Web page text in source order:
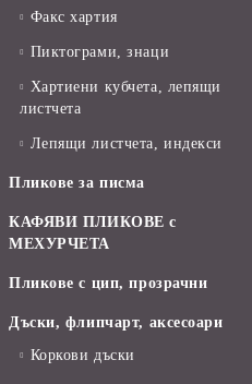
Факс хартия
Пиктограми, знаци
Хартиени кубчета, лепящи
листчета
Лепящи листчета, индекси
Пликове за писма
КАФЯВИ ПЛИКОВЕ с
МЕХУРЧЕТА
Пликове с цип, прозрачни
Дъски, флипчарт, аксесоари
Коркови дъски